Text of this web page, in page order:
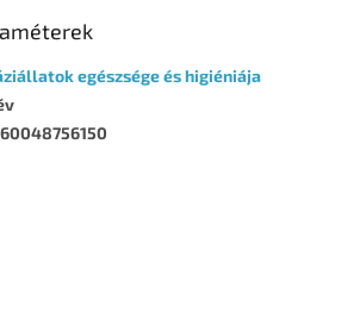
egészsége és higiéniája